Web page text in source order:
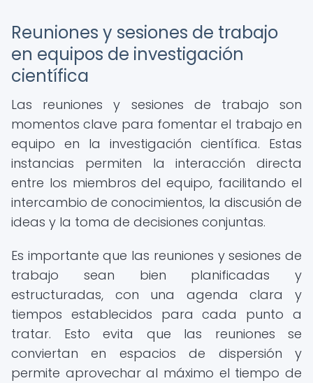
Reuniones y sesiones de trabajo
en equipos de investigación
científica
Las reuniones y sesiones de trabajo son
momentos clave para fomentar el trabajo en
equipo en la investigación científica. Estas
instancias permiten la interacción directa
entre los miembros del equipo, facilitando el
intercambio de conocimientos, la discusión de
ideas y la toma de decisiones conjuntas.
Es importante que las reuniones y sesiones de
trabajo sean bien planificadas y
estructuradas, con una agenda clara y
tiempos establecidos para cada punto a
tratar. Esto evita que las reuniones se
conviertan en espacios de dispersión y
permite aprovechar al máximo el tiempo de